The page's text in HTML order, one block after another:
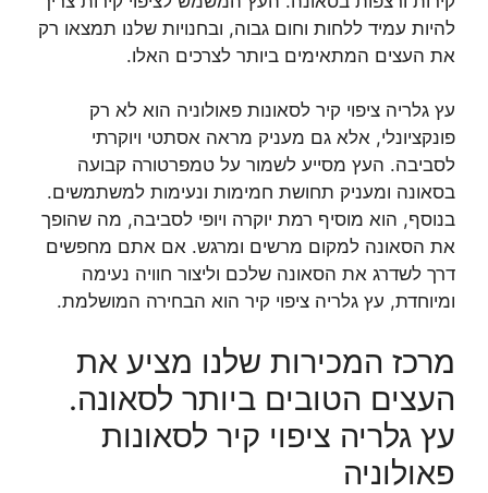
להיות עמיד ללחות וחום גבוה, ובחנויות שלנו תמצאו רק
את העצים המתאימים ביותר לצרכים האלו.
עץ גלריה ציפוי קיר לסאונות פאולוניה הוא לא רק
פונקציונלי, אלא גם מעניק מראה אסתטי ויוקרתי
לסביבה. העץ מסייע לשמור על טמפרטורה קבועה
בסאונה ומעניק תחושת חמימות ונעימות למשתמשים.
בנוסף, הוא מוסיף רמת יוקרה ויופי לסביבה, מה שהופך
את הסאונה למקום מרשים ומרגש. אם אתם מחפשים
דרך לשדרג את הסאונה שלכם וליצור חוויה נעימה
ומיוחדת, עץ גלריה ציפוי קיר הוא הבחירה המושלמת.
מרכז המכירות שלנו מציע את
העצים הטובים ביותר לסאונה.
עץ גלריה ציפוי קיר לסאונות
פאולוניה